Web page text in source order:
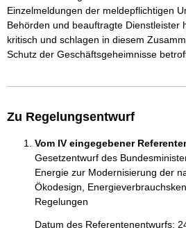
Einzelmeldungen der meldepflichtigen
Behörden und beauftragte Dienstleister
kritisch und schlagen in diesem
Schutz der Geschäftsgeheimnisse
Zu Regelungsentwurf
Vom IV eingegebener
Gesetzentwurf des
Energie zur Modernisierung der
Ökodesign,
Regelungen
Datum des Referentenentwurfs: